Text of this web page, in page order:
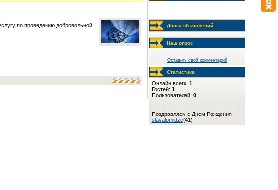
по проведению добровольной
Доска объявлений
Наш опрос
Оставить свой комментарий
Статистика
Онлайн всего: 1
Гостей: 1
Пользователей: 0
Поздравляем с Днем Рождения!
slavalomidze(41)